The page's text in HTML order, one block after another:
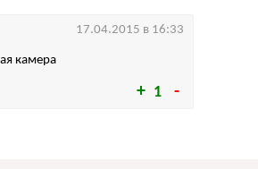
1
камера
17.04.2015 в 16:33